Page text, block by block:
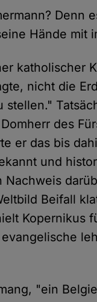
Denn
Hände mit
katholischer
nicht die
stellen."
des
er das bis
und
Beifall
Kopernikus
"ein